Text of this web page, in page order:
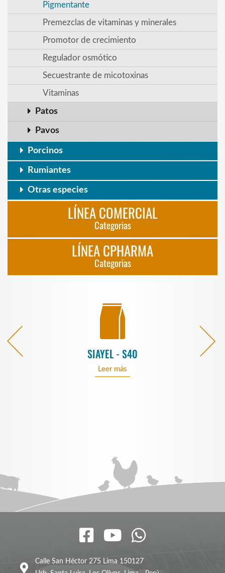
Pigmentante
Premezclas de vitaminas y minerales
Promotor de crecimiento
Regulador osmótico
Secuestrante de micotoxinas
Vitaminas
Patos
Pavos
Porcinos
Rumiantes
Otras especies
LÍNEA COMERCIAL
Categorias
LÍNEA CPHARMA
Categorias
SIAYEL - S40
Leer más
Calle San Héctor 275 Lima 150127